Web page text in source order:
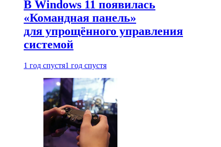
В Windows 11 появилась
«Командная панель»
для упрощённого управления
системой
1 год спустя1 год спустя